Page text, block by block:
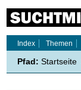
Index
Themen
Pfad: Startseite